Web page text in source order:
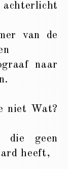
van de
naar
niet Wat?
die geen
heeft,